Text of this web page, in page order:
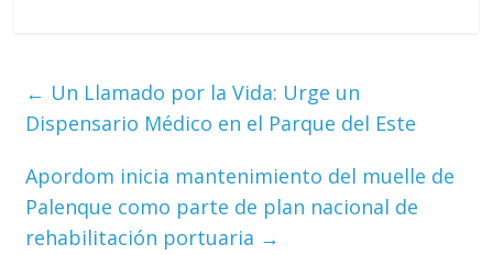
← Un Llamado por la Vida: Urge un
Dispensario Médico en el Parque del Este
Apordom inicia mantenimiento del muelle de
Palenque como parte de plan nacional de
rehabilitación portuaria →